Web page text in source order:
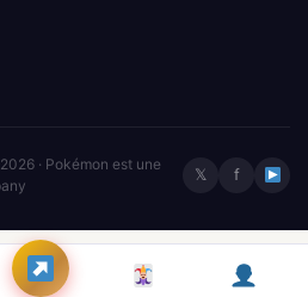
· Pokémon est une
𝕏 f